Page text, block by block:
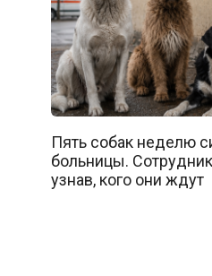
Пять собак неделю
больницы.
узнав, кого они ждут